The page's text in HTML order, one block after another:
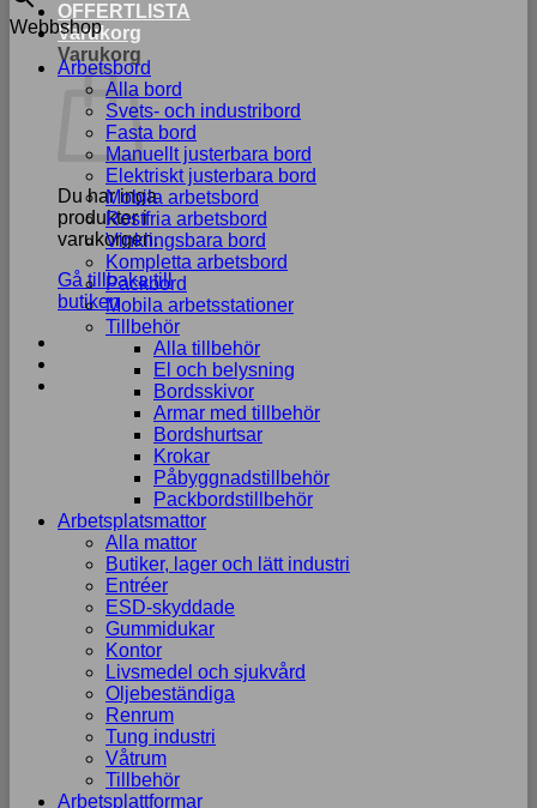
OFFERTLISTA
Varukorg
Varukorg
Du har inga
produkter i
varukorgen.
Gå tillbaka till
butiken
Webbshop
Arbetsbord
Alla bord
Svets- och industribord
Fasta bord
Manuellt justerbara bord
Elektriskt justerbara bord
Mobila arbetsbord
Rostfria arbetsbord
Vinklingsbara bord
Kompletta arbetsbord
Packbord
Mobila arbetsstationer
Tillbehör
Alla tillbehör
El och belysning
Bordsskivor
Armar med tillbehör
Bordshurtsar
Krokar
Påbyggnadstillbehör
Packbordstillbehör
Arbetsplatsmattor
Alla mattor
Butiker, lager och lätt industri
Entréer
ESD-skyddade
Gummidukar
Kontor
Livsmedel och sjukvård
Oljebeständiga
Renrum
Tung industri
Våtrum
Tillbehör
Arbetsplattformar